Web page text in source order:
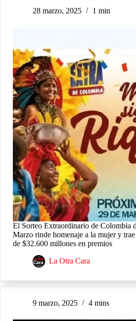
28 marzo, 2025 1 min
El Sorteo Extraordinario de Colombia
Marzo rinde homenaje a la mujer y trae
de $32.600 millones en premios
La Otra Cara
9 marzo, 2025 4 mins